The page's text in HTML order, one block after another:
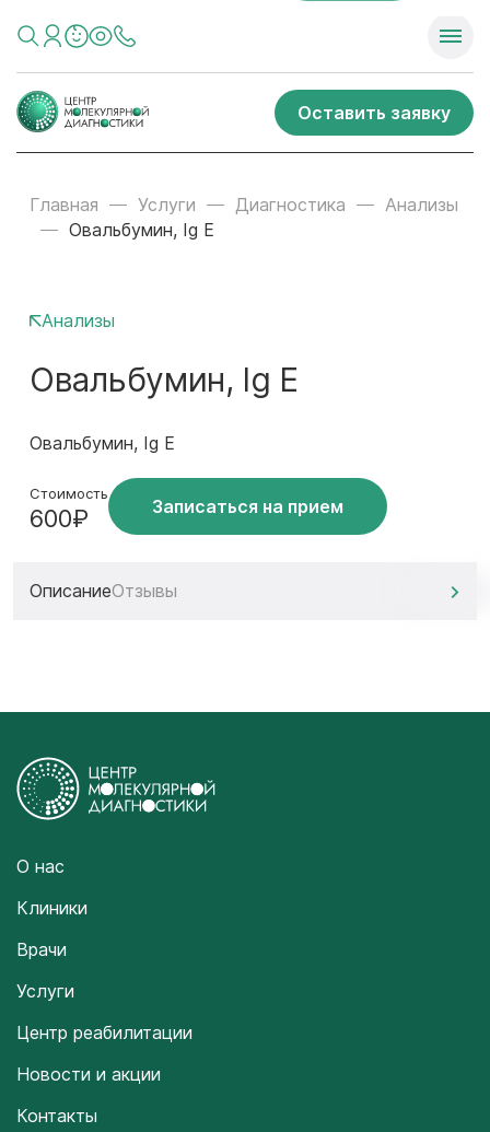
Оставить заявку
Главная Услуги Диагностика
Анализы
Овальбумин, Ig E
Анализы
Овальбумин, Ig E
Овальбумин, Ig E
Стоимость
600₽ Записаться на прием
ОписаниеОтзывы
О нас
Клиники
Врачи
Услуги
Центр реабилитации
Новости и акции
Контакты